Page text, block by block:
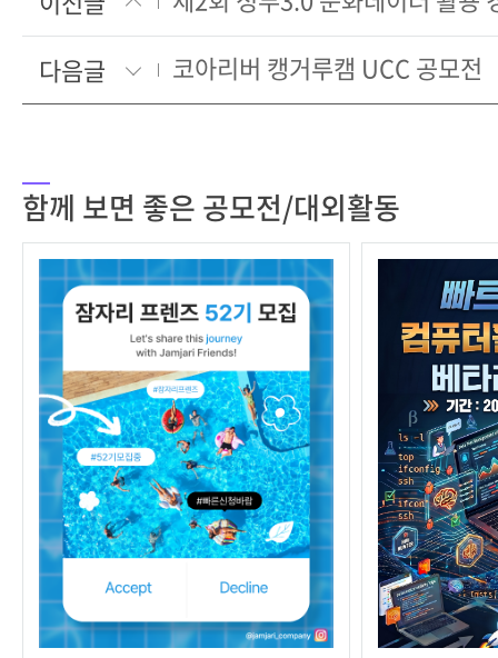
다음글
코아리버 캥거루캠 UCC 공모전
함께 보면 좋은 공모전/대외활동